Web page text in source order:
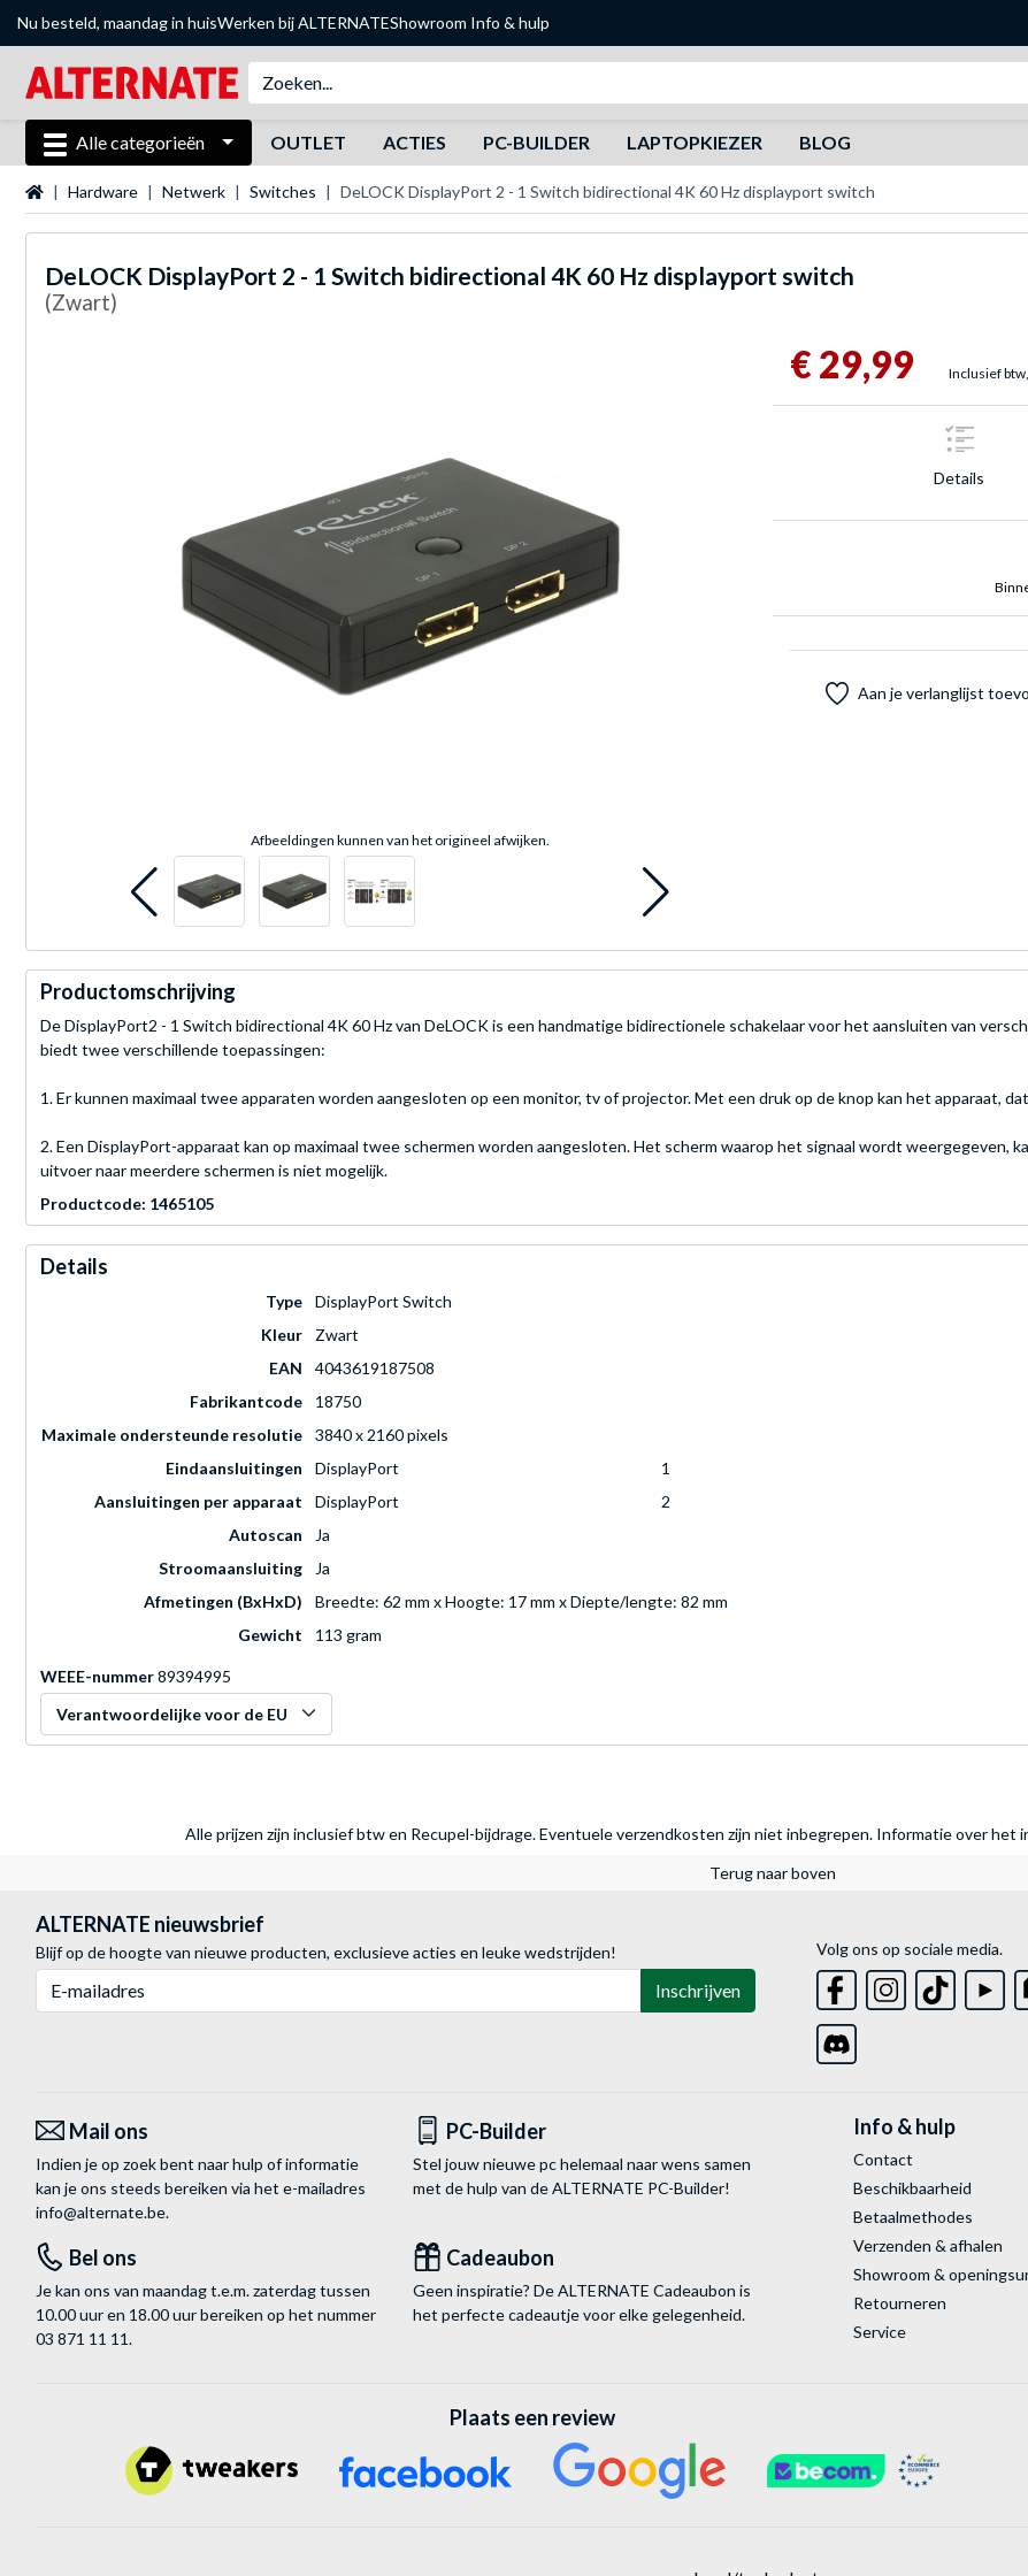
Nu besteld, maandag in huisWerken bij ALTERNATEShowroom Info & hulp
Alle categorieën OUTLET ACTIES PC-BUILDER LAPTOPKIEZER BLOG
Startpagina
Hardware Netwerk Switches DeLOCK DisplayPort 2 - 1 Switch bidirectional 4K 60 Hz displayport switch
DeLOCK DisplayPort 2 - 1 Switch bidirectional 4K 60 Hz displayport switch
(Zwart)
Afbeeldingen kunnen van het origineel afwijken.
€ 29,99 Inclusief
Details
Aan je verlanglijst
Productomschrijving
De DisplayPort2 - 1 Switch bidirectional 4K 60 Hz van DeLOCK is een handmatige bidirectionele schakelaar voor het aansluiten van
biedt twee verschillende toepassingen:
1. Er kunnen maximaal twee apparaten worden aangesloten op een monitor, tv of projector. Met een druk op de knop kan het apparaat,
2. Een DisplayPort-apparaat kan op maximaal twee schermen worden aangesloten. Het scherm waarop het signaal wordt weergegeven,
uitvoer naar meerdere schermen is niet mogelijk.
Productcode: 1465105
Details
Type
DisplayPort Switch
Kleur
Zwart
EAN
4043619187508
Fabrikantcode
18750
Maximale ondersteunde resolutie
3840 x 2160 pixels
Eindaansluitingen
DisplayPort
1
Aansluitingen per apparaat
DisplayPort
2
Autoscan
Ja
Stroomaansluiting
Ja
Afmetingen (BxHxD)
Breedte: 62 mm x Hoogte: 17 mm x Diepte/lengte: 82 mm
Gewicht
113 gram
WEEE-nummer89394995
Verantwoordelijke voor de EU
Alle prijzen zijn inclusief btw en Recupel-bijdrage. Eventuele verzendkosten zijn niet inbegrepen. Informatie over het
Terug naar boven
ALTERNATE nieuwsbrief
Blijf op de hoogte van nieuwe producten, exclusieve acties en leuke wedstrijden!
Inschrijven
Volg ons op sociale media.
Mail ons
Indien je op zoek bent naar hulp of informatie
kan je ons steeds bereiken via het e-mailadres
info@alternate.be.
PC-Builder
Stel jouw nieuwe pc helemaal naar wens samen
met de hulp van de ALTERNATE PC-Builder!
Bel ons
Je kan ons van maandag t.e.m. zaterdag tussen
10.00 uur en 18.00 uur bereiken op het nummer
03 871 11 11.
Cadeaubon
Geen inspiratie? De ALTERNATE Cadeaubon is
het perfecte cadeautje voor elke gelegenheid.
Info & hulp
Contact
Beschikbaarheid
Betaalmethodes
Verzenden & afhalen
Showroom &
Retourneren
Service
Plaats een review